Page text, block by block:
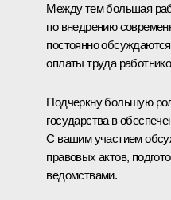
Между тем большая
по внедрению
постоянно
оплаты труда
Подчеркну большую
государства в
С вашим участием
правовых актов,
ведомствами.